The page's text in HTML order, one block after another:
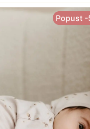
Popust -
Popust -